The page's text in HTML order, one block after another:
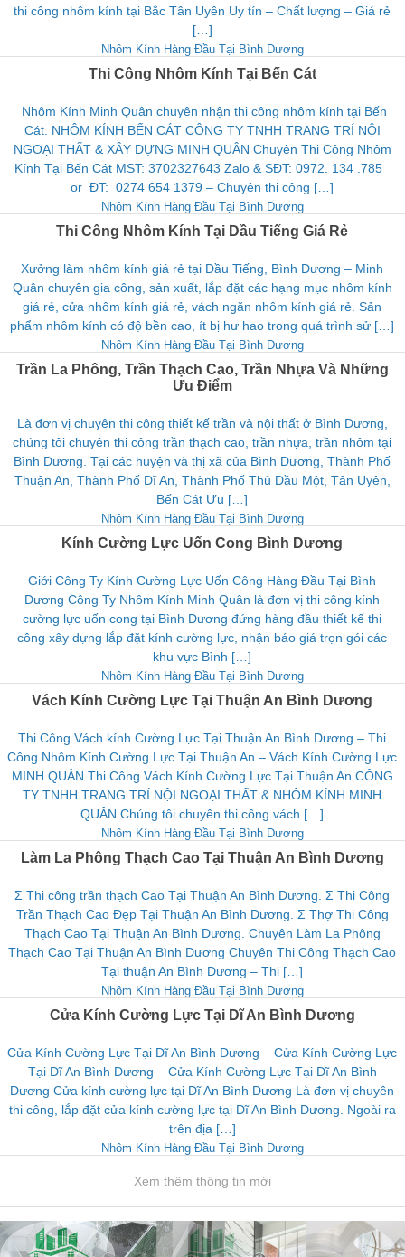
thi công nhôm kính tại Bắc Tân Uyên Uy tín – Chất lượng – Giá rẻ
[…]
Nhôm Kính Hàng Đầu Tại Bình Dương
Thi Công Nhôm Kính Tại Bến Cát
Nhôm Kính Minh Quân chuyên nhận thi công nhôm kính tại Bến
Cát. NHÔM KÍNH BẾN CÁT CÔNG TY TNHH TRANG TRÍ NỘI
NGOẠI THẤT & XÂY DỰNG MINH QUÂN Chuyên Thi Công Nhôm
Kính Tại Bến Cát MST: 3702327643 Zalo & SĐT: 0972. 134 .785
or ĐT: 0274 654 1379 – Chuyên thi công […]
Nhôm Kính Hàng Đầu Tại Bình Dương
Thi Công Nhôm Kính Tại Dầu Tiếng Giá Rẻ
Xưởng làm nhôm kính giá rẻ tại Dầu Tiếng, Bình Dương – Minh
Quân chuyên gia công, sản xuất, lắp đặt các hạng mục nhôm kính
giá rẻ, cửa nhôm kính giá rẻ, vách ngăn nhôm kính giá rẻ. Sản
phẩm nhôm kính có độ bền cao, ít bị hư hao trong quá trình sử […]
Nhôm Kính Hàng Đầu Tại Bình Dương
Trần La Phông, Trần Thạch Cao, Trần Nhựa Và Những
Ưu Điểm
Là đơn vị chuyên thi công thiết kế trần và nội thất ở Bình Dương,
chúng tôi chuyên thi công trần thạch cao, trần nhựa, trần nhôm tại
Bình Dương. Tại các huyện và thị xã của Bình Dương, Thành Phố
Thuận An, Thành Phố Dĩ An, Thành Phố Thủ Dầu Một, Tân Uyên,
Bến Cát Ưu […]
Nhôm Kính Hàng Đầu Tại Bình Dương
Kính Cường Lực Uốn Cong Bình Dương
Giới Công Ty Kính Cường Lực Uốn Công Hàng Đầu Tại Bình
Dương Công Ty Nhôm Kính Minh Quân là đơn vị thi công kính
cường lực uốn cong tại Bình Dương đứng hàng đầu thiết kế thi
công xây dựng lắp đặt kính cường lực, nhận báo giá trọn gói các
khu vực Bình […]
Nhôm Kính Hàng Đầu Tại Bình Dương
Vách Kính Cường Lực Tại Thuận An Bình Dương
Thi Công Vách kính Cường Lực Tại Thuận An Bình Dương – Thi
Công Nhôm Kính Cường Lực Tại Thuận An – Vách Kính Cường Lực
MINH QUÂN Thi Công Vách Kính Cường Lực Tại Thuận An CÔNG
TY TNHH TRANG TRÍ NỘI NGOẠI THẤT & NHÔM KÍNH MINH
QUÂN Chúng tôi chuyên thi công vách […]
Nhôm Kính Hàng Đầu Tại Bình Dương
Làm La Phông Thạch Cao Tại Thuận An Bình Dương
Σ Thi công trần thạch Cao Tại Thuận An Bình Dương. Σ Thi Công
Trần Thạch Cao Đẹp Tại Thuận An Bình Dương. Σ Thợ Thi Công
Thạch Cao Tại Thuận An Bình Dương. Chuyên Làm La Phông
Thạch Cao Tại Thuận An Bình Dương Chuyên Thi Công Thạch Cao
Tại thuận An Bình Dương – Thi […]
Nhôm Kính Hàng Đầu Tại Bình Dương
Cửa Kính Cường Lực Tại Dĩ An Bình Dương
Cửa Kính Cường Lực Tại Dĩ An Bình Dương – Cửa Kính Cường Lực
Tại Dĩ An Bình Dương – Cửa Kính Cường Lực Tại Dĩ An Bình
Dương Cửa kính cường lực tại Dĩ An Bình Dương Là đơn vị chuyên
thi công, lắp đặt cửa kính cường lực tại Dĩ An Bình Dương. Ngoài ra
trên địa […]
Nhôm Kính Hàng Đầu Tại Bình Dương
Xem thêm thông tin mới